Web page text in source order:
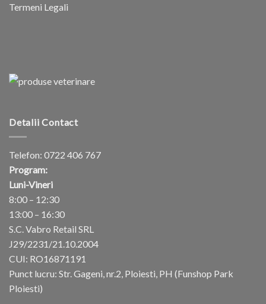
Termeni Legali
Detalii Contact
Telefon: 0722 406 767
Program:
Luni-Vineri
8:00 – 12:30
13:00 – 16:30
S.C. Vabro Retail SRL
J29/2231/21.10.2004
CUI: RO16871191
Punct lucru: Str. Gageni, nr.2, Ploiesti, PH (Funshop Park
Ploiesti)